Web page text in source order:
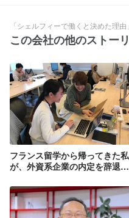
「シェルフィーで働くと決めた理由」
この会社の他のストー
フランス留学から帰ってきた私
が、外資系企業の内定を辞退し
に入社した理由